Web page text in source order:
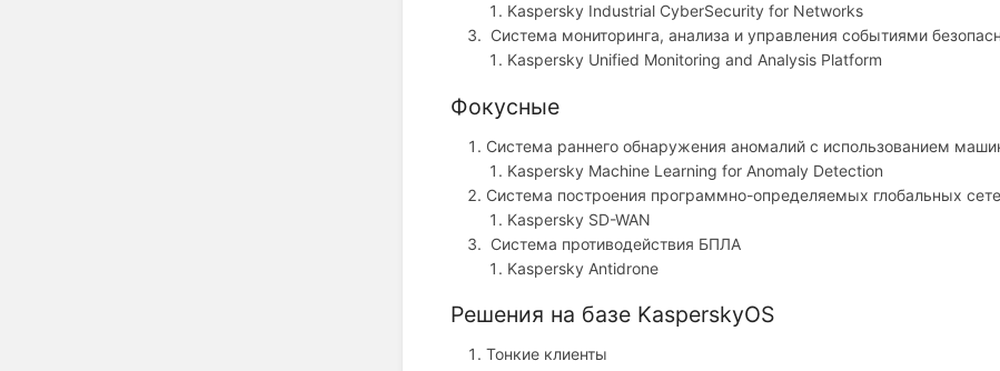
Kaspersky Industrial CyberSecurity for Networks
Система мониторинга, анализа и управления событиями
Kaspersky Unified Monitoring and Analysis Platform
Фокусные
Система раннего обнаружения аномалий с использованием
Kaspersky Machine Learning for Anomaly Detection
Система построения программно-определяемых глобальных
Kaspersky SD-WAN
Система противодействия БПЛА
Kaspersky Antidrone
Решения на базе KasperskyOS
Тонкие клиенты